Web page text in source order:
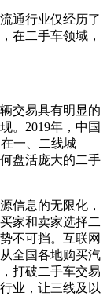
通行业仅经历了
在二手车领域，
交易具有明显的
。2019年，中国
一、二线城
盘活庞大的二手
信息的无限化，
家和卖家选择二
不可挡。互联网
全国各地购买汽
打破二手车交易
业，让三线及以